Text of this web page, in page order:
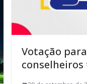
Votação